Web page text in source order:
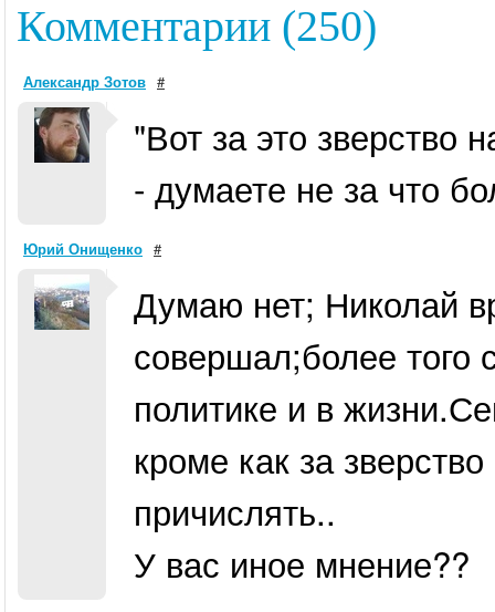
Комментарии (250)
Александр Зотов #
"Вот за это зверство
- думаете не за что
Юрий Онищенко #
Думаю нет; Николай
совершал;более того
политике и в
кроме как за
причислять..
У вас иное мнение??